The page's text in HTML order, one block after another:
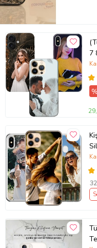
7
Plus